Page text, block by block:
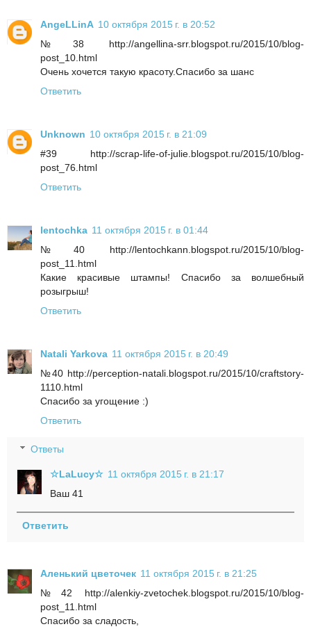
AngeLLinA 10 октября 2015 г. в 20:52
№38 http://angellina-srr.blogspot.ru/2015/10/blog-
post_10.html
Очень хочется такую красоту.Спасибо за шанс
Ответить
Unknown 10 октября 2015 г. в 21:09
#39 http://scrap-life-of-julie.blogspot.ru/2015/10/blog-
post_76.html
Ответить
lentochka 11 октября 2015 г. в 01:44
№40 http://lentochkann.blogspot.ru/2015/10/blog-
post_11.html
Какие красивые штампы! Спасибо за волшебный
розыгрыш!
Ответить
Natali Yarkova 11 октября 2015 г. в 20:49
№40 http://perception-natali.blogspot.ru/2015/10/craftstory-
1110.html
Спасибо за угощение :)
Ответить
Ответы
☆LaLucy☆ 11 октября 2015 г. в 21:17
Ваш 41
Ответить
Аленький цветочек 11 октября 2015 г. в 21:25
№42 http://alenkiy-zvetochek.blogspot.ru/2015/10/blog-
post_11.html
Спасибо за сладость,